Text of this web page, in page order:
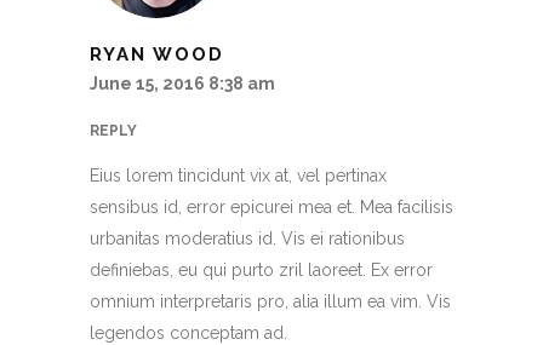
RYAN WOOD
June 15, 2016 8:38 am
REPLY
Eius lorem tincidunt vix at, vel pertinax
sensibus id, error epicurei mea et. Mea facilisis
urbanitas moderatius id. Vis ei rationibus
definiebas, eu qui purto zril laoreet. Ex error
omnium interpretaris pro, alia illum ea vim. Vis
legendos conceptam ad.